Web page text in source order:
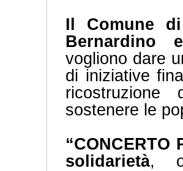
Il Comune
Bernardino
vogliono dare
di iniziative
sostenere le
solidarietà,